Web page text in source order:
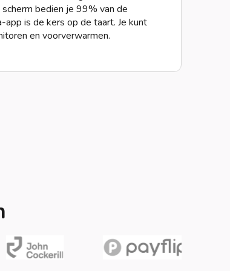
bedien je 99% van de
is de kers op de taart. Je kunt
en voorverwarmen.